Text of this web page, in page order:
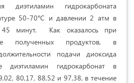
диэтиламин гидрокарбоната
50-70°С и давлении 2 атм в
минут. Как оказалось при
полученных продуктов, в
подачи диоксида
диэтиламин гидрокарбонат в
80,17, 88,52 и 97,38, в течение